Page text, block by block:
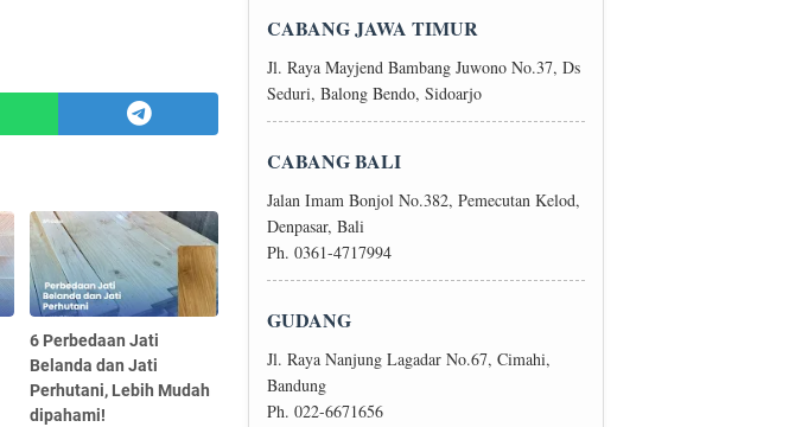
6 Perbedaan Jati
Belanda dan Jati
Perhutani, Lebih Mudah
dipahami!
CABANG JAWA TIMUR
Jl. Raya Mayjend Bambang Juwono No.37, Ds
Seduri, Balong Bendo, Sidoarjo
CABANG BALI
Jalan Imam Bonjol No.382, Pemecutan Kelod,
Denpasar, Bali
Ph. 0361-4717994
GUDANG
Jl. Raya Nanjung Lagadar No.67, Cimahi,
Bandung
Ph. 022-6671656